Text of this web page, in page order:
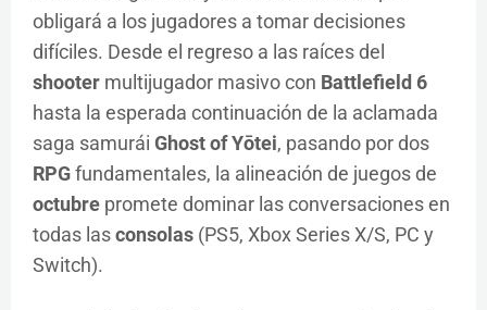
obligará a los jugadores a tomar decisiones
difíciles. Desde el regreso a las raíces del
shooter multijugador masivo con Battlefield 6
hasta la esperada continuación de la aclamada
saga samurái Ghost of Yōtei, pasando por dos
RPGfundamentales, la alineación de juegos de
octubre promete dominar las conversaciones en
todas lasconsolas (PS5, Xbox Series X/S, PC y
Switch).